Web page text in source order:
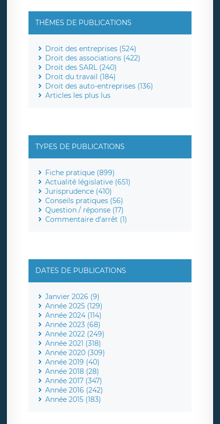
THÈMES DE PUBLICATIONS
Droit des entreprises (524)
Droit des associations (422)
Droit des SARL (240)
Droit du travail (184)
Droit des auto-entreprises (136)
Articles les plus lus
TYPES DE PUBLICATIONS
Fiche pratique (899)
Actualité législative (651)
Jurisprudence (410)
Conseils pratiques (56)
Question / réponse (17)
Commentaire d'arrêt (1)
DATES DE PUBLICATIONS
Janvier 2026 (9)
Année 2025 (129)
Année 2024 (114)
Année 2023 (68)
Année 2022 (249)
Année 2021 (318)
Année 2020 (309)
Année 2019 (40)
Année 2018 (28)
Année 2017 (347)
Année 2016 (242)
Année 2015 (183)